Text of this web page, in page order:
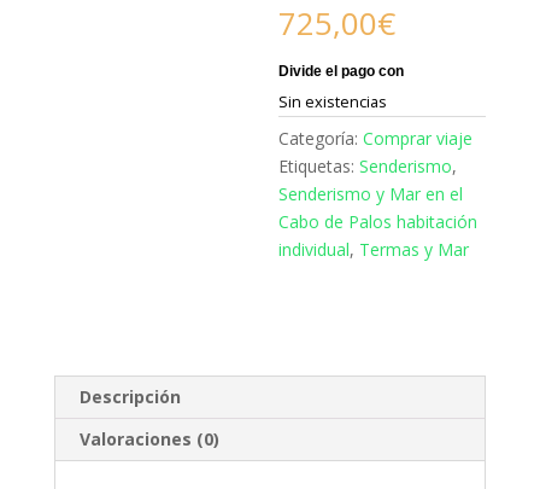
725,00€
Sin existencias
Categoría:Comprar viaje
Etiquetas:Senderismo,
Senderismo y Mar en el
Cabo de Palos habitación
individual, Termas y Mar
Descripción
Valoraciones (0)